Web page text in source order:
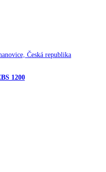
Česká republika
1200